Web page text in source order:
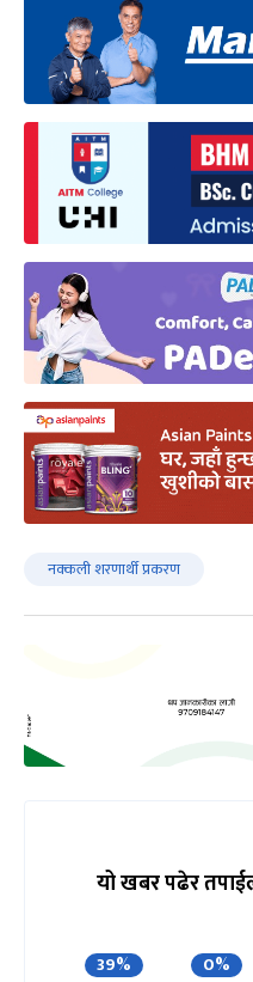
नक्कली शरणार्थी प्रकरण
यो खबर पढेर
39% 0%